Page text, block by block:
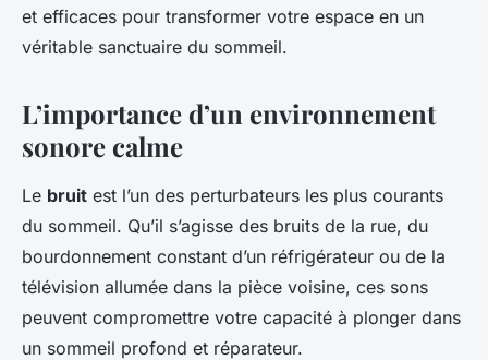
et efficaces pour transformer votre espace en un
véritable sanctuaire du sommeil.
L’importance d’un environnement
sonore calme
Le bruit est l’un des perturbateurs les plus courants
du sommeil. Qu’il s’agisse des bruits de la rue, du
bourdonnement constant d’un réfrigérateur ou de la
télévision allumée dans la pièce voisine, ces sons
peuvent compromettre votre capacité à plonger dans
un sommeil profond et réparateur.